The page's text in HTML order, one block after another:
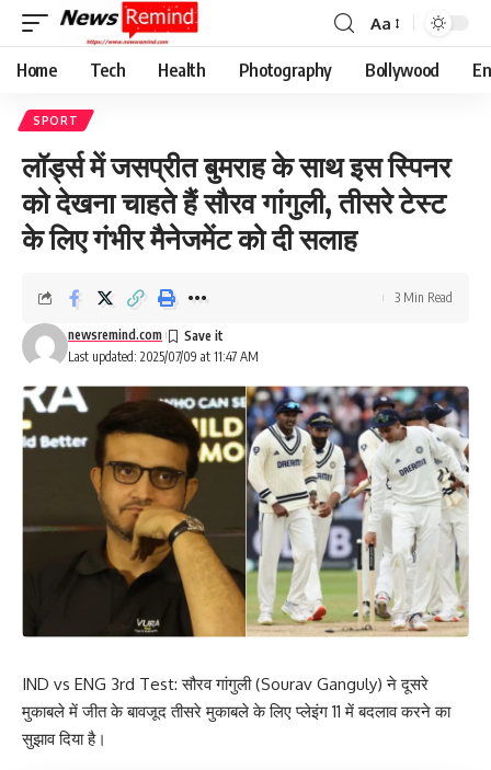
Font
Resizer
Aa
Home Tech Health Photography Bollywood
SPORT
लॉर्ड्स में जसप्रीत बुमराह के साथ इस स्पिनर
को देखना चाहते हैं सौरव गांगुली, तीसरे टेस्ट
के लिए गंभीर मैनेजमेंट को दी सलाह
Last updated: 2025/07/09 at 11:47 AM
newsremind.com
3 Min Read
IND vs ENG 3rd Test: सौरव गांगुली (Sourav Ganguly) ने दूसरे
मुकाबले में जीत के बावजूद तीसरे मुकाबले के लिए प्लेइंग 11 में बदलाव करने का
सुझाव दिया है।